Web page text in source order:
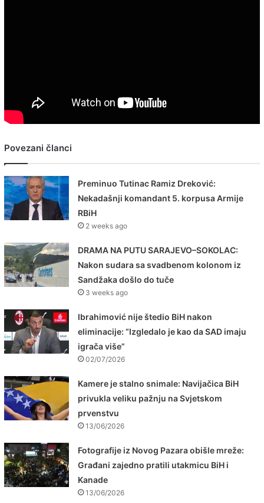
Povezani članci
Preminuo Tutinac Ramiz Dreković:
Nekadašnji komandant 5. korpusa Armije
RBiH
2 weeks ago
DRAMA NA PUTU SARAJEVO–SOKOLAC:
Nakon sudara sa svadbenom kolonom iz
Sandžaka došlo do tuče
3 weeks ago
Ibrahimović nije štedio BiH nakon
eliminacije: “Izgledalo je kao da SAD imaju
igrača više”
02/07/2026
Kamere je stalno snimale: Navijačica BiH
privukla veliku pažnju na Svjetskom
prvenstvu
13/06/2026
Fotografije iz Novog Pazara obišle mreže:
Građani zajedno pratili utakmicu BiH i
Kanade
13/06/2026